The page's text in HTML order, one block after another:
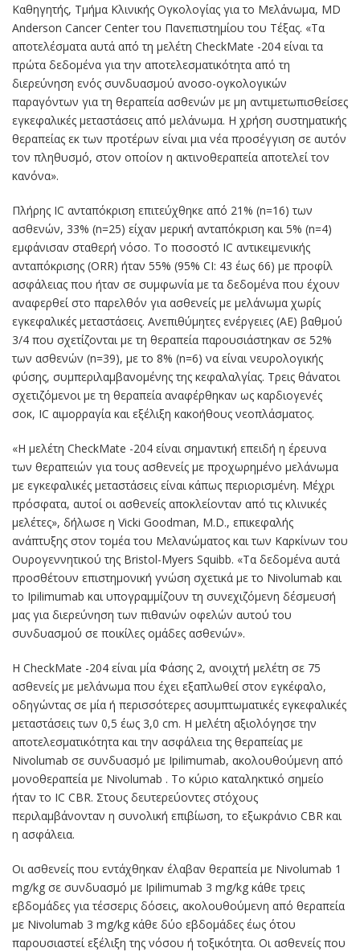
Καθηγητής, Τμήμα Κλινικής Ογκολογίας για το Μελάνωμα, MD
Anderson Cancer Center του Πανεπιστημίου του Τέξας. «Τα
αποτελέσματα αυτά από τη μελέτη CheckMate -204 είναι τα
πρώτα δεδομένα για την αποτελεσματικότητα από τη
διερεύνηση ενός συνδυασμού ανοσο-ογκολογικών
παραγόντων για τη θεραπεία ασθενών με μη αντιμετωπισθείσες
εγκεφαλικές μεταστάσεις από μελάνωμα. Η χρήση συστηματικής
θεραπείας εκ των προτέρων είναι μια νέα προσέγγιση σε αυτόν
τον πληθυσμό, στον οποίον η ακτινοθεραπεία αποτελεί τον
κανόνα».
Πλήρης IC ανταπόκριση επιτεύχθηκε από 21% (n=16) των
ασθενών, 33% (n=25) είχαν μερική ανταπόκριση και 5% (n=4)
εμφάνισαν σταθερή νόσο. Το ποσοστό IC αντικειμενικής
ανταπόκρισης (ORR) ήταν 55% (95% CI: 43 έως 66) με προφίλ
ασφάλειας που ήταν σε συμφωνία με τα δεδομένα που έχουν
αναφερθεί στο παρελθόν για ασθενείς με μελάνωμα χωρίς
εγκεφαλικές μεταστάσεις. Ανεπιθύμητες ενέργειες (AE) βαθμού
3/4 που σχετίζονται με τη θεραπεία παρουσιάστηκαν σε 52%
των ασθενών (n=39), με το 8% (n=6) να είναι νευρολογικής
φύσης, συμπεριλαμβανομένης της κεφαλαλγίας. Τρεις θάνατοι
σχετιζόμενοι με τη θεραπεία αναφέρθηκαν ως καρδιογενές
σοκ, IC αιμορραγία και εξέλιξη κακοήθους νεοπλάσματος.
«Η μελέτη CheckMate -204 είναι σημαντική επειδή η έρευνα
των θεραπειών για τους ασθενείς με προχωρημένο μελάνωμα
με εγκεφαλικές μεταστάσεις είναι κάπως περιορισμένη. Μέχρι
πρόσφατα, αυτοί οι ασθενείς αποκλείονταν από τις κλινικές
μελέτες», δήλωσε η Vicki Goodman, M.D., επικεφαλής
ανάπτυξης στον τομέα του Μελανώματος και των Καρκίνων του
Ουρογεννητικού της Bristol-Myers Squibb. «Τα δεδομένα αυτά
προσθέτουν επιστημονική γνώση σχετικά με το Nivolumab και
το Ipilimumab και υπογραμμίζουν τη συνεχιζόμενη δέσμευσή
μας για διερεύνηση των πιθανών οφελών αυτού του
συνδυασμού σε ποικίλες ομάδες ασθενών».
Η CheckMate -204 είναι μία Φάσης 2, ανοιχτή μελέτη σε 75
ασθενείς με μελάνωμα που έχει εξαπλωθεί στον εγκέφαλο,
οδηγώντας σε μία ή περισσότερες ασυμπτωματικές εγκεφαλικές
μεταστάσεις των 0,5 έως 3,0 cm. Η μελέτη αξιολόγησε την
αποτελεσματικότητα και την ασφάλεια της θεραπείας με
Nivolumab σε συνδυασμό με Ipilimumab, ακολουθούμενη από
μονοθεραπεία με Nivolumab . Το κύριο καταληκτικό σημείο
ήταν το IC CBR. Στους δευτερεύοντες στόχους
περιλαμβάνονταν η συνολική επιβίωση, το εξωκράνιο CBR και
η ασφάλεια.
Οι ασθενείς που εντάχθηκαν έλαβαν θεραπεία με Nivolumab 1
mg/kg σε συνδυασμό με Ipilimumab 3 mg/kg κάθε τρεις
εβδομάδες για τέσσερις δόσεις, ακολουθούμενη από θεραπεία
με Nivolumab 3 mg/kg κάθε δύο εβδομάδες έως ότου
παρουσιαστεί εξέλιξη της νόσου ή τοξικότητα. Οι ασθενείς που